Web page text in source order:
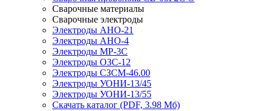
Сварочные материалы
Сварочные электроды
Электроды АНО-21
Электроды АНО-4
Электроды МР-3С
Электроды ОЗС-12
Электроды СЗСМ-46.00
Электроды УОНИ-13/45
Электроды УОНИ-13/55
Скачать каталог (PDF, 3.98 Мб)